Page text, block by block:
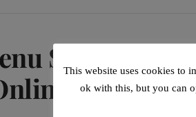
Shalom: Die
This website uses cookies to
ok with this, but you can